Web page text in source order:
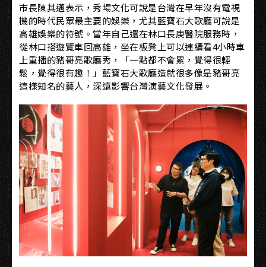
市長陳其邁表示，秀場文化可說是台灣在早年沒有電視
機的時代民眾最主要的娛樂，尤其藍寶石大歌廳可說是
高雄娛樂的符號。當年自己還在林口長庚醫院服務時，
從林口搭遊覽車回高雄，坐在板凳上可以連續看4小時車
上重播的豬哥亮歌廳秀，「一點都不會累，覺得很輕
鬆，覺得很有趣！」藍寶石大歌廳造就很多像是豬哥亮
這樣知名的藝人，深遠影響台灣演藝文化發展。